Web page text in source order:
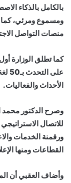
بالكامل بالذكاء
ومسموع ومرئي، كما
منصات التواصل
كما تطلق الوزارة
الأحداث والفعاليات.
وصرح الدكتور محمد
للاتصال
ورقمنة الخدمات
القطاعات ومنها
وأضاف العقبي أن